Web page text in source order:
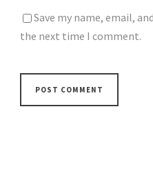
Save my name, email,
the next time I comment.